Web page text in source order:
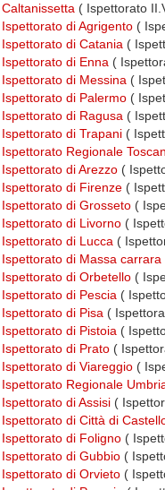
Caltanissetta ( Ispettorato
Ispettorato di Agrigento (
Ispettorato di Catania (
Ispettorato di Enna (
Ispettorato di Messina (
Ispettorato di Palermo (
Ispettorato di Ragusa (
Ispettorato di Trapani (
Ispettorato Regionale
Ispettorato di Arezzo (
Ispettorato di Firenze (
Ispettorato di Grosseto (
Ispettorato di Livorno (
Ispettorato di Lucca (
Ispettorato di Massa carrara
Ispettorato di Orbetello (
Ispettorato di Pescia (
Ispettorato di Pisa (
Ispettorato di Pistoia (
Ispettorato di Prato (
Ispettorato di Viareggio (
Ispettorato Regionale
Ispettorato di Assisi (
Ispettorato di Città di
Ispettorato di Foligno (
Ispettorato di Gubbio (
Ispettorato di Orvieto (